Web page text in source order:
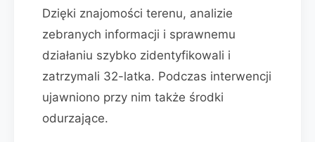
Dzięki znajomości terenu, analizie
zebranych informacji i sprawnemu
działaniu szybko zidentyfikowali i
zatrzymali 32-latka. Podczas interwencji
ujawniono przy nim także środki
odurzające.